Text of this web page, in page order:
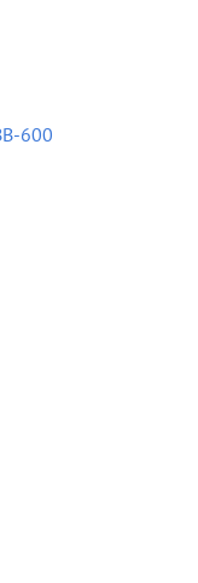
600